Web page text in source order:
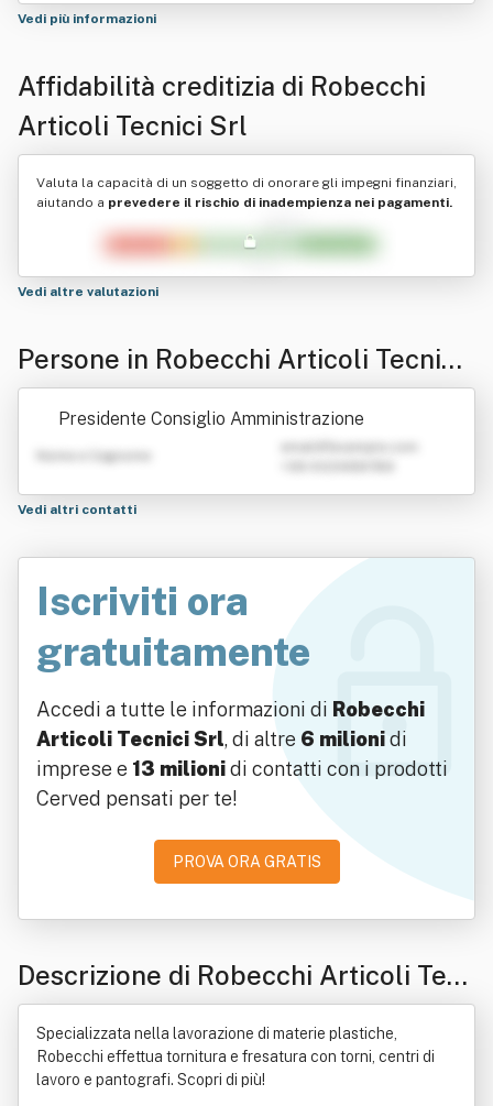
Vedi più informazioni
Affidabilità creditizia di Robecchi
Articoli Tecnici Srl
Valuta la capacità di un soggetto di onorare gli impegni finanziari,
aiutando a prevedere il rischio di inadempienza nei pagamenti.
Vedi altre valutazioni
Persone in Robecchi Articoli Tecnici
Srl
Presidente Consiglio Amministrazione
Nome e Cognome
Vedi altri contatti
Iscriviti ora
gratuitamente
Accedi a tutte le informazioni di Robecchi
Articoli Tecnici Srl, di altre 6 milionidi
imprese e 13 milionidi contatti con i prodotti
Cerved pensati per te!
PROVA ORA GRATIS
Descrizione di Robecchi Articoli Tec
nici Srl
Specializzata nella lavorazione di materie plastiche,
Robecchi effettua tornitura e fresatura con torni, centri di
lavoro e pantografi. Scopri di più!